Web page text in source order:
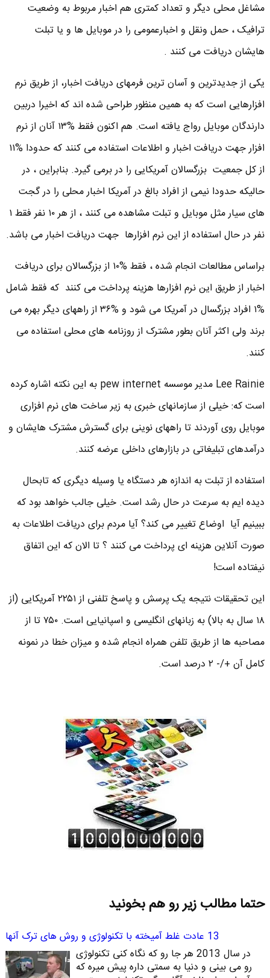
مشاغل محلی دیگر و تعداد کمتری هم اخبار مربوط به وضعیت
ترافیک ، حمل ونقل و اخبارعمومی را در موبایل ها و یا تبلت
هایشان دریافت می کنند .
یکی از جدیدترین و آسان ترین فرمهای دریافت اخبار، از طریق نرم
افزارهایی است که به همین منظور طراحی شده اند که اخیرا دربین
دارندگان موبایل رواج یافته است. هم اکنون فقط %۱۳ آنان از نرم
افزار جهت دریافت اخبار و اطلاعات استفاده می کنند که حدودا %۱۱
از کل جمعیت بزرگسالان آمریکایی را در برمی گیرد. بنابراین ، در
حالیکه حدودا نیمی از افراد بالغ در آمریکا اخبار محلی را در گجت
های سیار مثل موبایل و تبلت مشاهده می کنند ، از هر ۱۰ نفر فقط ۱
نفر در حال استفاده از این نرم افزارها جهت دریافت اخبار می باشد.
براساس مطالعات انجام شده ، فقط %۱۰ از بزرگسالان برای دریافت
اخبار از طریق این نرم افزارها هزینه پرداخت می کنند که فقط شامل
%۱ افراد بزرگسال در آمریکا می شود و %۳۶ از راههای دیگر بهره می
برند ولی اکثر آنان بطور مشترک از روزنامه های محلی استفاده می
کنند.
Lee Rainie مدیر موسسه pew internet به این نکته اشاره کرده
است که: خیلی از سازمانهای خبری به زیر ساخت های نرم افزاری
موبایل روی آوردند تا راههای نوینی برای گسترش مشترک هایشان و
درآمدهای تبلیغاتی در بازارهای داخلی عرضه کنند.
استفاده از تبلت به اندازه هر دستگاه یا وسیله دیگری که تابحال
دیده ایم به سرعت در حال رشد است. خیلی جالب خواهد بود که
ببینیم آیا اوضاع تغییر می کند؟ آیا مردم برای دریافت اطلاعات به
صورت آنلاین هزینه ای پرداخت می کنند ؟ تا الان که این اتفاق
نیفتاده است!
این تحقیقات نتیجه یک پرسش و پاسخ تلفنی از ۲۲۵۱ آمریکایی (از
۱۸ سال به بالا) به زبانهای انگلیسی و اسپانیایی است. ۷۵۰ تا از
مصاحبه ها از طریق تلفن همراه انجام شده و میزان خطا در نمونه
کامل آن +/- ۲ درصد است.
حتما مطالب زیر رو هم بخونید
13 عادت غلط آمیخته با تکنولوژی و روش های ترک آنها
در سال 2013 هر جا رو که نگاه کنی تکنولوژی
رو می بینی و دنیا به سمتی داره پیش میره که